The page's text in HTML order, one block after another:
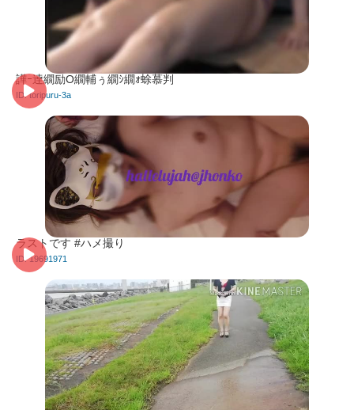
譁ｰ逹繝励Ο繝輔ぅ繝ｼ繝ｫ蜍慕判
ID: toripuru-3a
ラストです #ハメ撮り
ID: 19691971